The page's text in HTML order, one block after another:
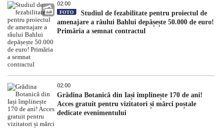
02:00
FOTO
Studiul de fezabilitate pentru proiectul de
amenajare a râului Bahlui depășește 50.000 de euro!
Primăria a semnat contractul
02:00
Grădina Botanică din Iași împlinește 170 de ani!
Acces gratuit pentru vizitatori și mărci poștale
dedicate evenimentului